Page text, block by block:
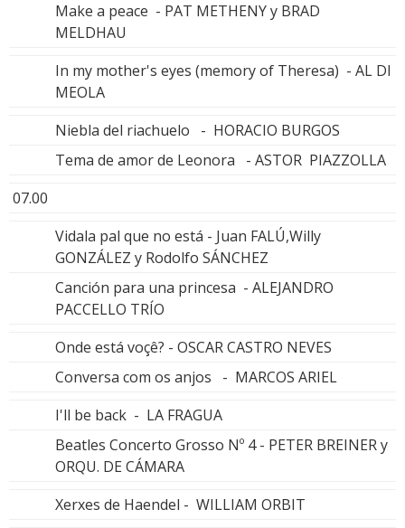
Make a peace - PAT METHENY y BRAD
MELDHAU
In my mother's eyes (memory of Theresa) - AL DI
MEOLA
Niebla del riachuelo - HORACIO BURGOS
Tema de amor de Leonora - ASTOR PIAZZOLLA
07.00
Vidala pal que no está - Juan FALÚ,Willy
GONZÁLEZ y Rodolfo SÁNCHEZ
Canción para una princesa - ALEJANDRO
PACCELLO TRÍO
Onde está voçê? - OSCAR CASTRO NEVES
Conversa com os anjos - MARCOS ARIEL
I'll be back - LA FRAGUA
Beatles Concerto Grosso Nº 4 - PETER BREINER y
ORQU. DE CÁMARA
Xerxes de Haendel - WILLIAM ORBIT